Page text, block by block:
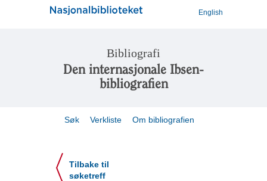
English
Bibliografi
Den internasjonale Ibsen-
bibliografien
Søk Verkliste Om bibliografien
Tilbake til
søketreff